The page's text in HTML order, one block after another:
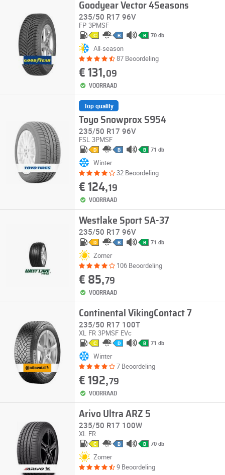
Goodyear Vector 4Seasons
235/50 R17 96V
FP 3PMSF
C B B 70 db
All-season
87 Beoordeling
€ 131,09
VOORRAAD
Top quality
Toyo Snowprox S954
235/50 R17 96V
FSL 3PMSF
D B B 71 db
Winter
32 Beoordeling
€ 124,19
VOORRAAD
Westlake Sport SA-37
235/50 R17 96V
D B B 71 db
Zomer
106 Beoordeling
€ 85,79
VOORRAAD
Continental VikingContact 7
235/50 R17 100T
XL FR 3PMSF EVc
C D B 71 db
Winter
7 Beoordeling
€ 192,79
VOORRAAD
Arivo Ultra ARZ 5
235/50 R17 100W
XL FR
C B B 70 db
Zomer
9 Beoordeling